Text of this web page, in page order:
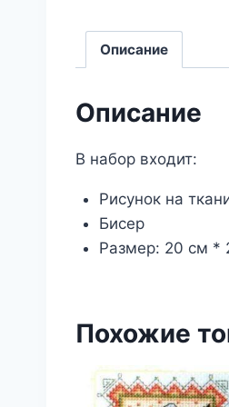
Описание
Описание
В набор входит:
Рисунок на
Бисер
Размер: 20 см *
Похожие